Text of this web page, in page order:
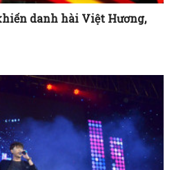
danh hài Việt Hương,